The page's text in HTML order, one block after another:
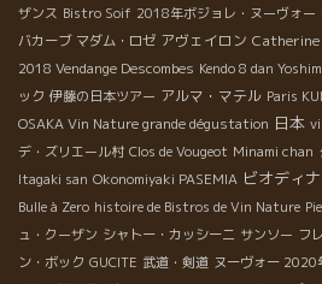
ザンス Bistro Soif 2018年ボジョレ・ヌーヴォー
バカーブ マダム・ロゼ アヴェイロン Catherine
2018 Vendange Descombes Kendo 8 dan
ック 伊藤の日本ツアー アルマ・マテル Paris
OSAKA Vin Nature grande dégustation 日本
デ・ズリエール村 Clos de Vougeot Minami chan
Itagaki san Okonomiyaki PASEMIA ビオディ
Bulle à Zero histoire de Bistros de Vin Nature
ュ・クーザン シャトー・カッシーニ サンソー フ
ン・ボック GUCITE 武道・剣道 ヌーヴォー 2020